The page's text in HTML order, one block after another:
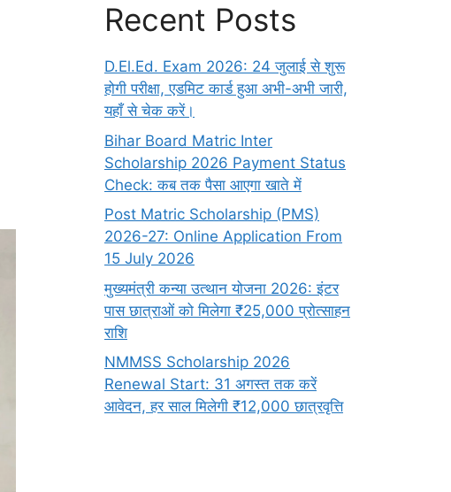
Recent Posts
D.El.Ed. Exam 2026: 24 जुलाई से शुरू
होगी परीक्षा, एडमिट कार्ड हुआ अभी-अभी जारी,
यहाँ से चेक करें।
Bihar Board Matric Inter
Scholarship 2026 Payment Status
Check: कब तक पैसा आएगा खाते में
Post Matric Scholarship (PMS)
2026-27: Online Application From
15 July 2026
मुख्यमंत्री कन्या उत्थान योजना 2026: इंटर
पास छात्राओं को मिलेगा ₹25,000 प्रोत्साहन
राशि
NMMSS Scholarship 2026
Renewal Start: 31 अगस्त तक करें
आवेदन, हर साल मिलेगी ₹12,000 छात्रवृत्ति